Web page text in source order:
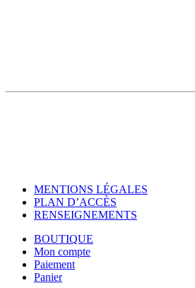
MENTIONS LÉGALES
PLAN D’ACCÈS
RENSEIGNEMENTS
BOUTIQUE
Mon compte
Paiement
Panier